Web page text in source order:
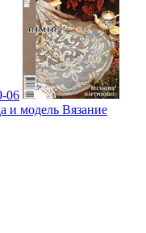
06
и модель Вязание